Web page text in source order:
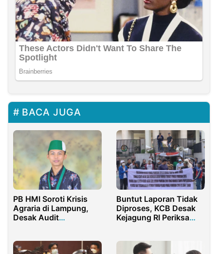
BACA JUGA
PB HMI Soroti Krisis
Agraria di Lampung,
Desak Audit
Buntut Laporan Tidak
Diproses, KCB Desak
Kejagung RI Periksa